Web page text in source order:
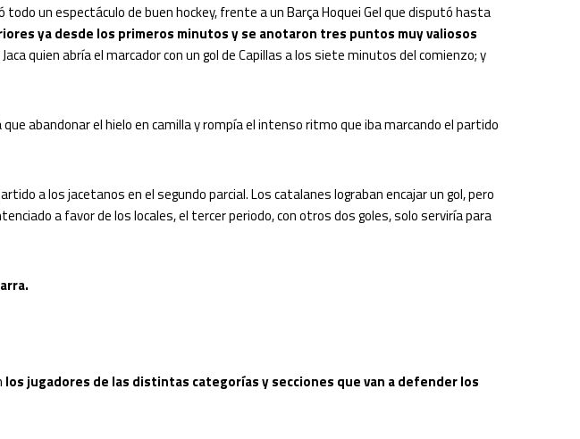
todo un espectáculo de buen hockey, frente a un Barça Hoquei Gel que disputó hasta
ya desde los primeros minutos y se anotaron tres puntos muy valiosos
Jaca quien abría el marcador con un gol de Capillas a los siete minutos del comienzo; y
abandonar el hielo en camilla y rompía el intenso ritmo que iba marcando el partido
a los jacetanos en el segundo parcial. Los catalanes lograban encajar un gol, pero
a favor de los locales, el tercer periodo, con otros dos goles, solo serviría para
los jugadores de las distintas categorías y secciones que van a defender los